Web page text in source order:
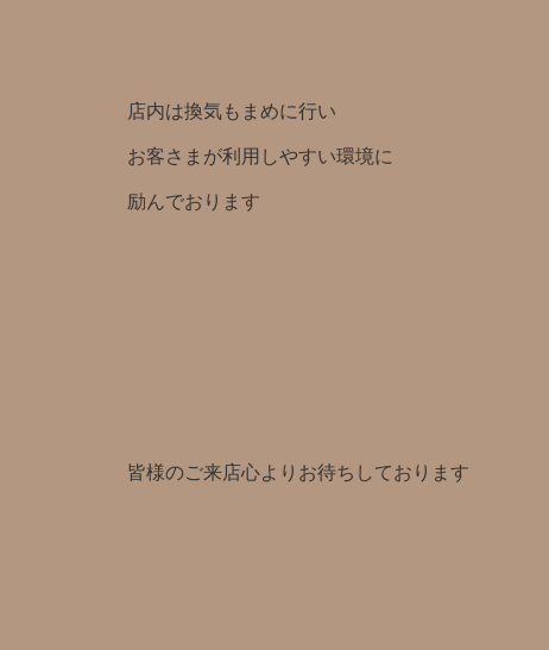
店内は換気もまめに行い
お客さまが利用しやすい環境に
励んでおります
皆様のご来店心よりお待ちしております